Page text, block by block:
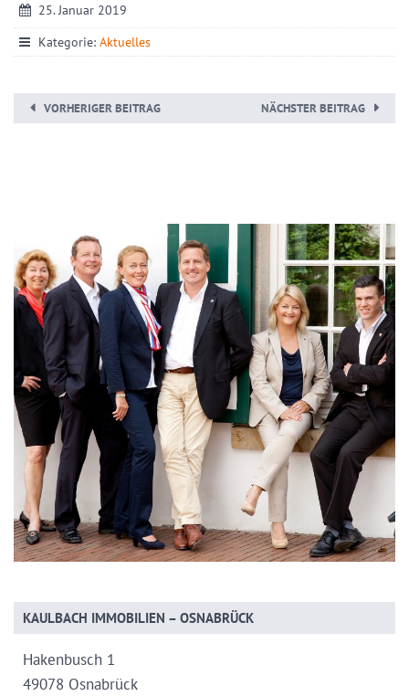
25. Januar 2019
Kategorie: Aktuelles
VORHERIGER BEITRAG NÄCHSTER BEITRAG
KAULBACH IMMOBILIEN – OSNABRÜCK
Hakenbusch 1
49078 Osnabrück